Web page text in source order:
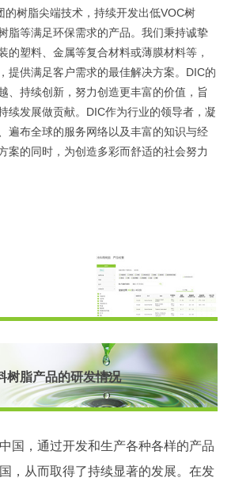
的树脂尖端技术，持续开发出低VOC树
脂等满足环保需求的产品。我们秉持诚挚
的塑料、金属等复合材料或薄膜材料等，
提供满足客户需求的最佳解决方案。DIC的
持续创新，努力创造更丰富的价值，旨
续发展做贡献。DIC作为行业的领导者，凝
遍布全球的服务网络以及丰富的知识与经
案的同时，为创造多彩而舒适的社会努力
树脂产品的研发情况
国，通过开发和生产各种各样的产品
，从而取得了持续显著的发展。在发